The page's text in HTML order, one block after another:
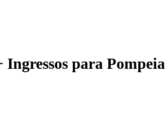
para Pompeia